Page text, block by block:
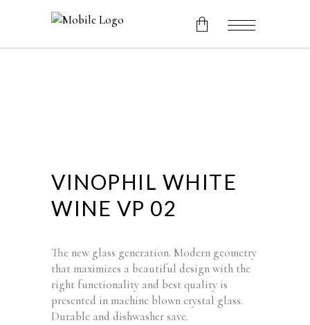
VINOPHIL WHITE
WINE VP 02
The new glass generation. Modern geometry
that maximizes a beautiful design with the
right functionality and best quality is
presented in machine blown crystal glass.
Durable and dishwasher save.